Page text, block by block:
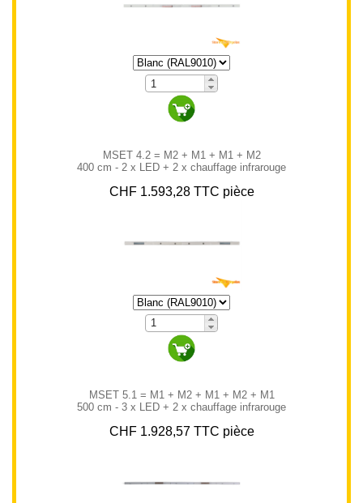
MSET 4.2 = M2 + M1 + M1 + M2
400 cm - 2 x LED + 2 x chauffage infrarouge
CHF 1.593,28 TTC pièce
MSET 5.1 = M1 + M2 + M1 + M2 + M1
500 cm - 3 x LED + 2 x chauffage infrarouge
CHF 1.928,57 TTC pièce